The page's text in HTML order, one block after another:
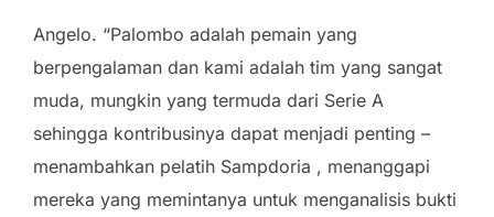
Angelo. “Palombo adalah pemain yang
berpengalaman dan kami adalah tim yang sangat
muda, mungkin yang termuda dari Serie A
sehingga kontribusinya dapat menjadi penting –
menambahkan pelatih Sampdoria , menanggapi
mereka yang memintanya untuk menganalisis bukti